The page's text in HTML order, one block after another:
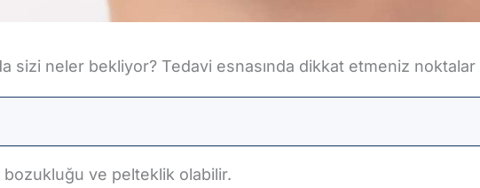
sizi neler bekliyor? Tedavi esnasında dikkat etmeniz noktalar
bozukluğu ve pelteklik olabilir.